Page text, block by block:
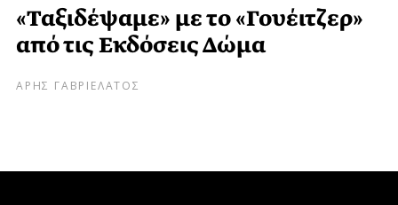
«Ταξιδέψαμε» με το «Γουέιτζερ»
από τις Εκδόσεις Δώμα
ΑΡΗΣ ΓΑΒΡΙΕΛΑΤΟΣ